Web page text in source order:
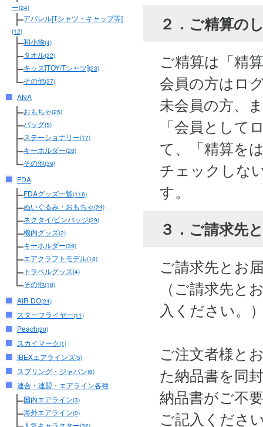
ー(24)
アパレル[Tシャツ・キャップ等]
(12)
和小物(4)
タオル(22)
キッズ[TOY/Tシャツ](23)
その他(27)
ANA
おもちゃ(25)
バッグ(5)
ステーショナリー(17)
キーホルダー(28)
その他(39)
FDA
FDAグッズ一覧(116)
ぬいぐるみ・おもちゃ(24)
ネクタイ/ピンバッジ(29)
機内グッズ(2)
キーホルダー(39)
エアクラフトモデル(18)
トラベルグッズ(4)
その他(18)
AIR DO(24)
スターフライヤー(11)
Peach(20)
スカイマーク(1)
IBEXエアラインズ(5)
スプリング・ジャパン(6)
連合・連盟・エアライン各種
国内エアライン(3)
海外エアライン(0)
２．ご精算の
ご精算は「精
会員の方はロ
未会員の方、
「会員として
て、「精算を
チェックしな
す。
３．ご請求先
ご請求先とお
（ご請求先と
入ください。
ご注文者様と
た納品書を同
納品書がご不
ご記入くださ